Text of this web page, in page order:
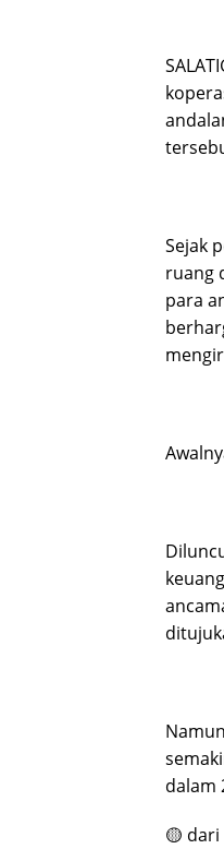
Sejak
ruang
para
dalam
🟡